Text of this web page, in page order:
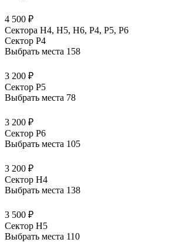
4 500 ₽
Сектора Н4, Н5, Н6, Р4, Р5, Р6
Сектор P4
Выбрать места 158
3 200 ₽
Сектор P5
Выбрать места 78
3 200 ₽
Сектор P6
Выбрать места 105
3 200 ₽
Сектор H4
Выбрать места 138
3 500 ₽
Сектор H5
Выбрать места 110